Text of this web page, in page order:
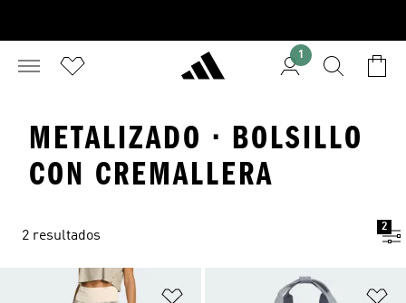
1
METALIZADO · BOLSILLO
CON CREMALLERA
2 resultados
2
Añadir a la lista de deseos